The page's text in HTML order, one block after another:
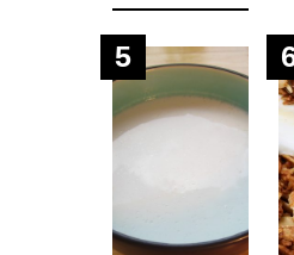
モンブランパ
フェの作り方
5